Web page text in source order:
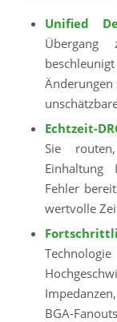
Unified
Übergang
Echtzeit-
Sie
Einhaltung
Fehler
wertvolle
BGA-